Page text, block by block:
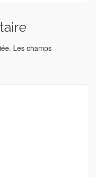
Les champs